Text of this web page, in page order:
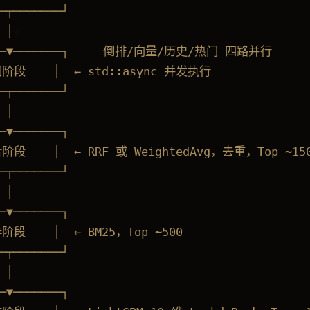
倒排/向量/历史/热门 四路并行
段    │  ← std::async 并发执行
段    │  ← RRF 或 WeightedAvg，去重，Top
段    │  ← BM25，Top ~500